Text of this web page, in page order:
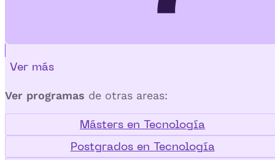
Ver más
Ver programas de otras areas:
Másters en Tecnología
Postgrados en Tecnología